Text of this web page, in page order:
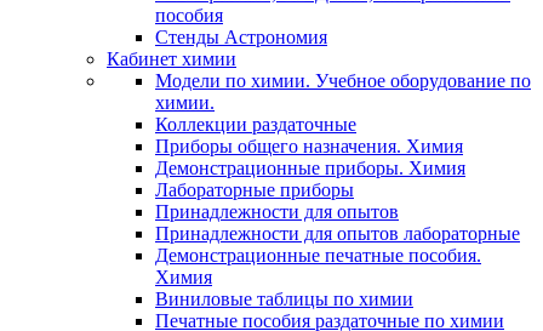
пособия
Стенды Астрономия
Кабинет химии
Модели по химии. Учебное оборудование по
химии.
Коллекции раздаточные
Приборы общего назначения. Химия
Демонстрационные приборы. Химия
Лабораторные приборы
Принадлежности для опытов
Принадлежности для опытов лабораторные
Демонстрационные печатные пособия.
Химия
Виниловые таблицы по химии
Печатные пособия раздаточные по химии